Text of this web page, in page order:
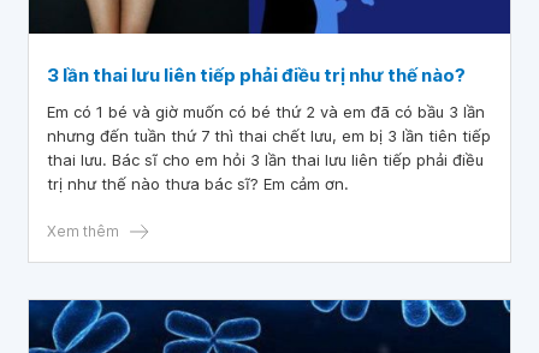
3 lần thai lưu liên tiếp phải điều trị như thế nào?
Em có 1 bé và giờ muốn có bé thứ 2 và em đã có bầu 3 lần
nhưng đến tuần thứ 7 thì thai chết lưu, em bị 3 lần tiên tiếp
thai lưu. Bác sĩ cho em hỏi 3 lần thai lưu liên tiếp phải điều
trị như thế nào thưa bác sĩ? Em cảm ơn.
Xem thêm